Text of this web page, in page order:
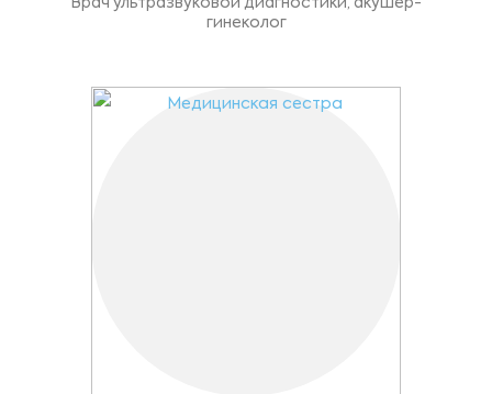
Врач ультразвуковой диагностики, акушер-
гинеколог